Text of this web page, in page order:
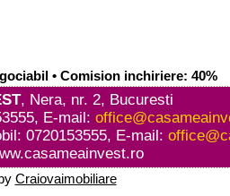
• Comision inchiriere: 40%
, Nera, nr. 2, Bucuresti
E-mail:
0720153555, E-mail:
Craiovaimobiliare